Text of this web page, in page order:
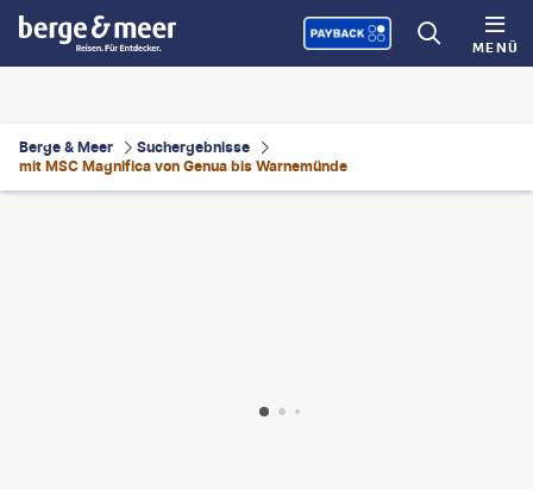
MENÜ
Berge & Meer
Suchergebnisse
mit MSC Magnifica von Genua bis Warnemünde